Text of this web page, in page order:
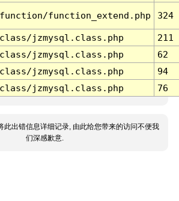
function_extend.php 324
jzmysql.class.php
211
jzmysql.class.php
62
jzmysql.class.php
94
jzmysql.class.php 76
此出错信息详细记录, 由此给您带来的访问不便我
们深感歉意.